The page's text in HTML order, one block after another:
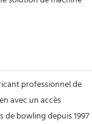
professionnel de
avec un accès
bowling depuis 1997